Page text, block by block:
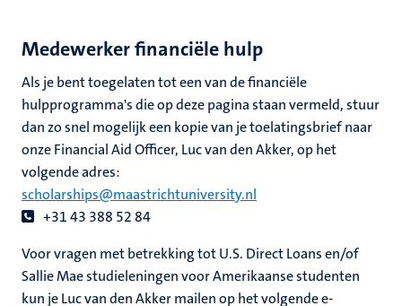
Medewerker financiële hulp
Als je bent toegelaten tot een van de financiële
hulpprogramma's die op deze pagina staan vermeld, stuur
dan zo snel mogelijk een kopie van je toelatingsbrief naar
onze Financial Aid Officer, Luc van den Akker, op het
volgende adres:
scholarships@maastrichtuniversity.nl
+31 43 388 52 84
Voor vragen met betrekking tot U.S. Direct Loans en/of
Sallie Mae studieleningen voor Amerikaanse studenten
kun je Luc van den Akker mailen op het volgende e-